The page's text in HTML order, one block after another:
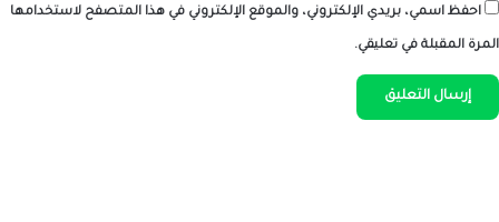
احفظ اسمي، بريدي الإلكتروني، والموقع الإلكتروني في هذا المتصفح لاستخدامها
المرة المقبلة في تعليقي.